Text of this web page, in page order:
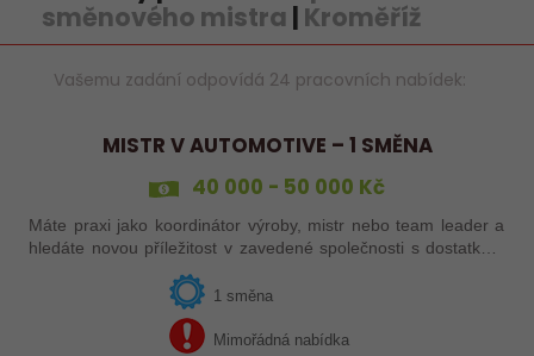
směnového mistra | Kroměříž
Vašemu zadání odpovídá 24 pracovních nabídek:
MISTR V AUTOMOTIVE – 1 SMĚNA
40 000 - 50 000 Kč
Máte praxi jako koordinátor výroby, mistr nebo team leader a
hledáte novou příležitost v zavedené společnosti s dostatkem
zakázek a bohatou nabídkou firemních benefitů?
1 směna
Mimořádná nabídka